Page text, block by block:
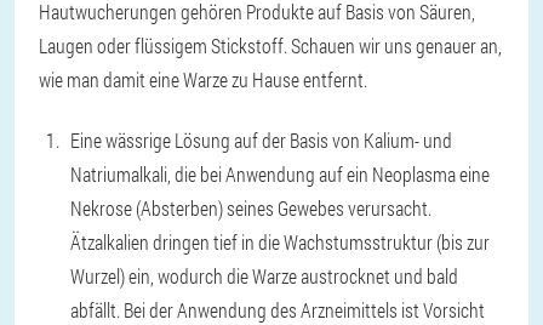
Hautwucherungen gehören Produkte auf Basis von Säuren,
Laugen oder flüssigem Stickstoff. Schauen wir uns genauer an,
wie man damit eine Warze zu Hause entfernt.
Eine wässrige Lösung auf der Basis von Kalium- und
Natriumalkali, die bei Anwendung auf ein Neoplasma eine
Nekrose (Absterben) seines Gewebes verursacht.
Ätzalkalien dringen tief in die Wachstumsstruktur (bis zur
Wurzel) ein, wodurch die Warze austrocknet und bald
abfällt. Bei der Anwendung des Arzneimittels ist Vorsicht